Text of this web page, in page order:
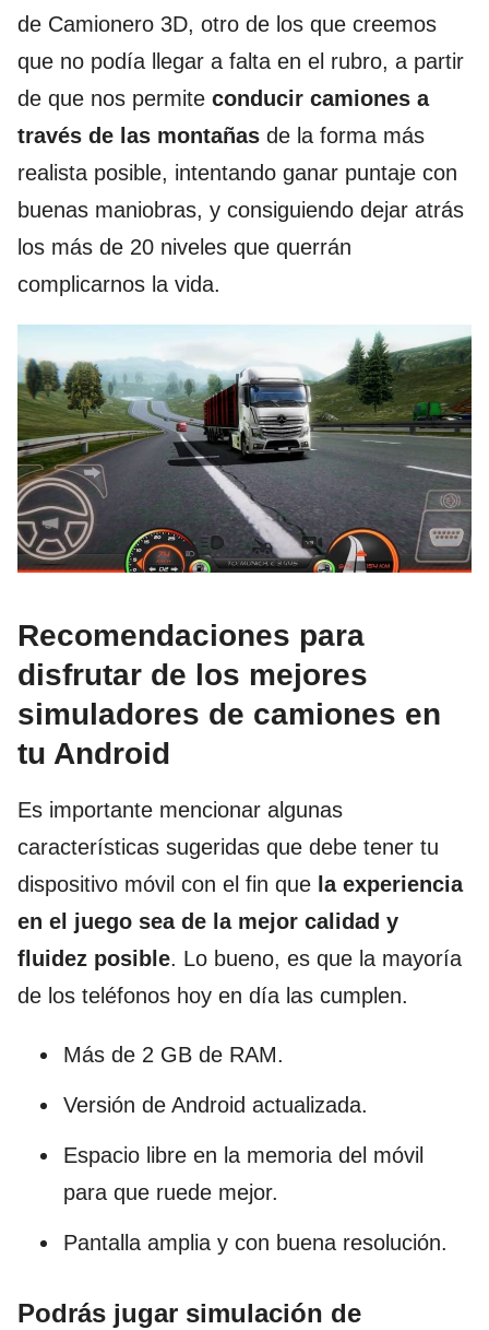
de Camionero 3D, otro de los que creemos
que no podía llegar a falta en el rubro, a partir
de que nos permite conducir camiones a
través de las montañas de la forma más
realista posible, intentando ganar puntaje con
buenas maniobras, y consiguiendo dejar atrás
los más de 20 niveles que querrán
complicarnos la vida.
Recomendaciones para
disfrutar de los mejores
simuladores de camiones en
tu Android
Es importante mencionar algunas
características sugeridas que debe tener tu
dispositivo móvil con el fin que la experiencia
en el juego sea de la mejor calidad y
fluidez posible. Lo bueno, es que la mayoría
de los teléfonos hoy en día las cumplen.
Más de 2 GB de RAM.
Versión de Android actualizada.
Espacio libre en la memoria del móvil
para que ruede mejor.
Pantalla amplia y con buena resolución.
Podrás jugar simulación de